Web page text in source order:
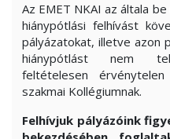
Az EMET NKAI az általa
hiánypótlási felhívást
pályázatokat, illetve azon
hiánypótlást nem
feltételesen
szakmai Kollégiumnak.
Felhívjuk pályázóink